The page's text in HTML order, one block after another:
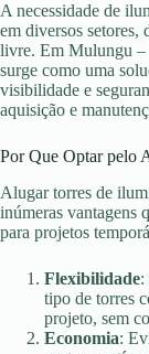
A necessidade de
em diversos setores,
livre. Em Mulungu –
surge como uma
visibilidade e
aquisição e
Por Que Optar pelo
Alugar torres de
inúmeras vantagens
para projetos
Flexibilidade:
tipo de torres
projeto, sem
Economia: